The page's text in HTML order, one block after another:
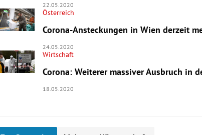
22.05.2020
Österreich
Corona-Ansteckungen in Wien derzeit
24.05.2020
Wirtschaft
Corona: Weiterer massiver Ausbruch in
18.05.2020